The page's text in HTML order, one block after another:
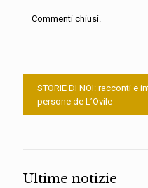
Commenti chiusi.
STORIE DI NOI: racconti e
persone de L’Ovile
Ultime notizie